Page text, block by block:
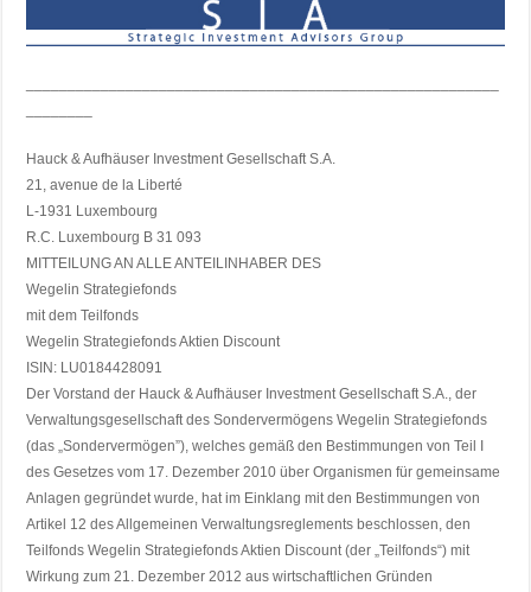
Hauck & Aufhäuser Investment Gesellschaft S.A.
21, avenue de la Liberté
L-1931 Luxembourg
R.C. Luxembourg B 31 093
MITTEILUNG AN ALLE ANTEILINHABER DES
Wegelin Strategiefonds
mit dem Teilfonds
Wegelin Strategiefonds Aktien Discount
ISIN: LU0184428091
Der Vorstand der Hauck & Aufhäuser Investment Gesellschaft S.A., der
Verwaltungsgesellschaft des Sondervermögens Wegelin Strategiefonds
(das „Sondervermögen”), welches gemäß den Bestimmungen von Teil I
des Gesetzes vom 17. Dezember 2010 über Organismen für gemeinsame
Anlagen gegründet wurde, hat im Einklang mit den Bestimmungen von
Artikel 12 des Allgemeinen Verwaltungsreglements beschlossen, den
Teilfonds Wegelin Strategiefonds Aktien Discount (der „Teilfonds“) mit
Wirkung zum 21. Dezember 2012 aus wirtschaftlichen Gründen